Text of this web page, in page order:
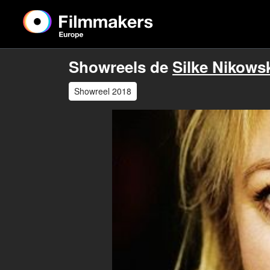
Showreels de Silke
Showreel 2018